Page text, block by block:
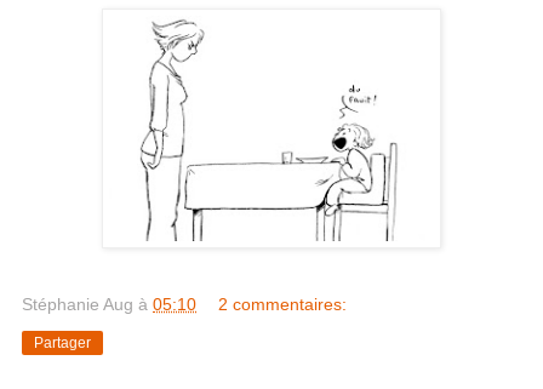
Stéphanie Aug à 05:10 2 commentaires:
Partager